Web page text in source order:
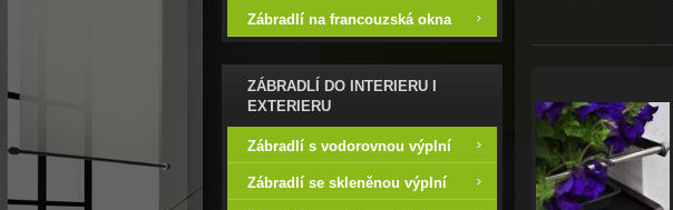
Zábradlí na francouzská okna
ZÁBRADLÍ DO INTERIERU I
EXTERIERU
Zábradlí s vodorovnou výplní
Zábradlí se skleněnou výplní